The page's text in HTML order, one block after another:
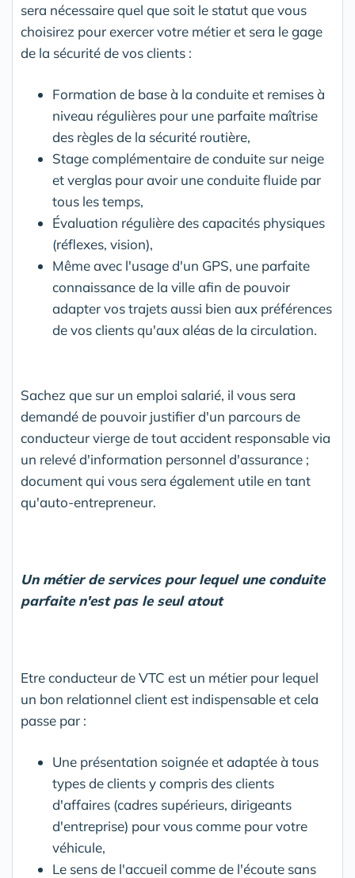
sera nécessaire quel que soit le statut que vous
choisirez pour exercer votre métier et sera le gage
de la sécurité de vos clients :
Formation de base à la conduite et remises à
niveau régulières pour une parfaite maîtrise
des règles de la sécurité routière,
Stage complémentaire de conduite sur neige
et verglas pour avoir une conduite fluide par
tous les temps,
Évaluation régulière des capacités physiques
(réflexes, vision),
Même avec l'usage d'un GPS, une parfaite
connaissance de la ville afin de pouvoir
adapter vos trajets aussi bien aux préférences
de vos clients qu'aux aléas de la circulation.
Sachez que sur un emploi salarié, il vous sera
demandé de pouvoir justifier d'un parcours de
conducteur vierge de tout accident responsable via
un relevé d'information personnel d'assurance ;
document qui vous sera également utile en tant
qu'auto-entrepreneur.
Un métier de services pour lequel une conduite
parfaite n'est pas le seul atout
Etre conducteur de VTC est un métier pour lequel
un bon relationnel client est indispensable et cela
passe par :
Une présentation soignée et adaptée à tous
types de clients y compris des clients
d'affaires (cadres supérieurs, dirigeants
d'entreprise) pour vous comme pour votre
véhicule,
Le sens de l'accueil comme de l'écoute sans